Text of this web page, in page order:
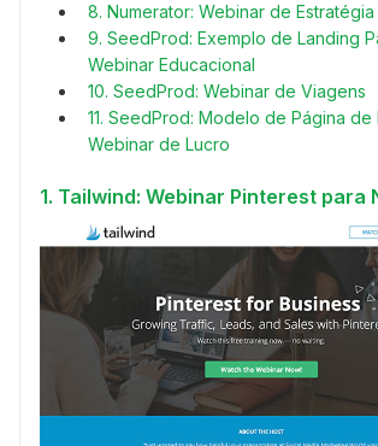
8. Numerator: Webinar de
9. SeedProd: Exemplo de Landing
Webinar Educacional
10. SeedProd: Webinar de Viagens
11. SeedProd: Modelo de Página
Webinar de Lucro
1. Tailwind: Webinar Pinterest para